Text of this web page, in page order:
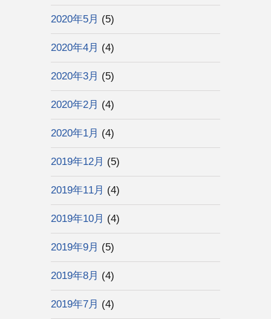
2020年5月 (5)
2020年4月 (4)
2020年3月 (5)
2020年2月 (4)
2020年1月 (4)
2019年12月 (5)
2019年11月 (4)
2019年10月 (4)
2019年9月 (5)
2019年8月 (4)
2019年7月 (4)